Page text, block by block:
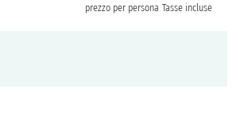
prezzo per persona Tasse incluse